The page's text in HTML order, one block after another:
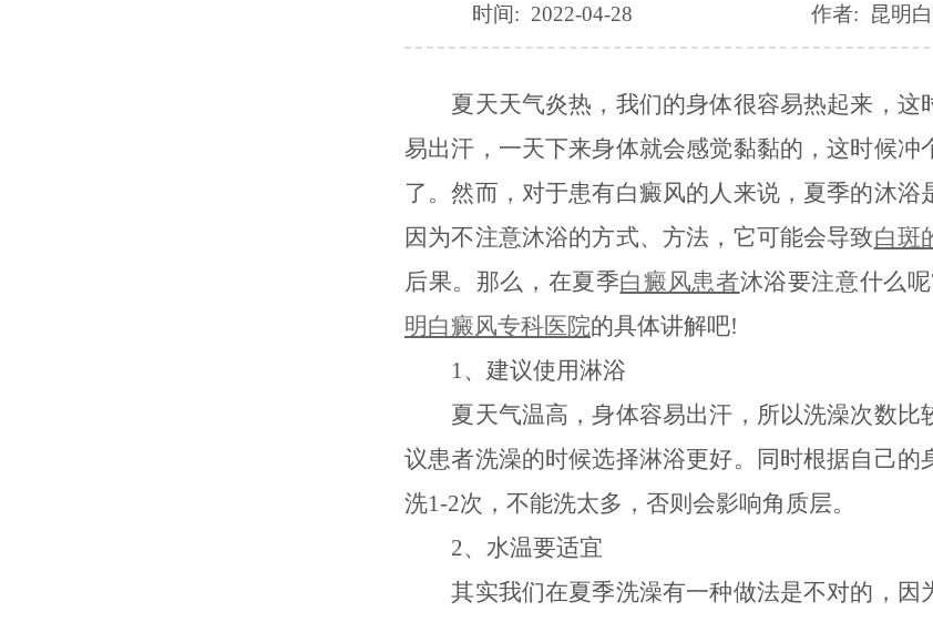
时间: 2022-04-28 作者: 昆明
夏天天气炎热，我们的身体很容易热起来，这
易出汗，一天下来身体就会感觉黏黏的，这时候冲
了。然而，对于患有白癜风的人来说，夏季的沐浴
因为不注意沐浴的方式、方法，它可能会导致白斑
后果。那么，在夏季白癜风患者沐浴要注意什么
明白癜风专科医院的具体讲解吧!
1、建议使用淋浴
夏天气温高，身体容易出汗，所以洗澡次数比
议患者洗澡的时候选择淋浴更好。同时根据自己的
洗1-2次，不能洗太多，否则会影响角质层。
2、水温要适宜
其实我们在夏季洗澡有一种做法是不对的，因